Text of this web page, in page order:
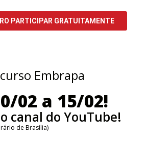
Embrapa
02 a 15/02!
canal do YouTube!
de Brasília)